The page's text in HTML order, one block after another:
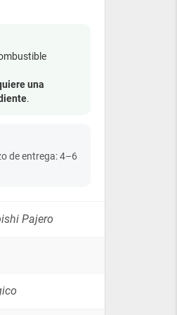
una
.
de entrega: 4–6
Pajero